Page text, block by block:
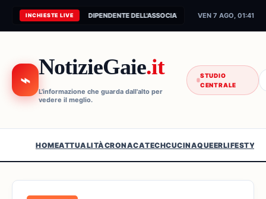
INCHIESTE LIVE
CONNESSIONE AL FEED INDIPENDENTE DELL'ASSOCIAZIONE...VEN 7 AGO, 01:41
⌁
NotizieGaie.it
L'informazione che guarda dall'alto per
vedere il meglio.
STUDIO
CENTRALE
HOMEATTUALITÀCRONACATECHCUCINAQUEERLIFESTYLE